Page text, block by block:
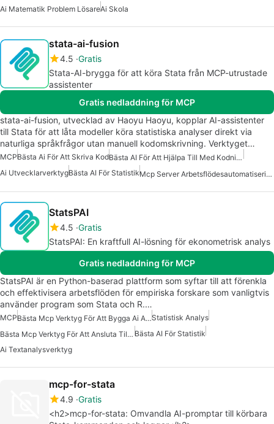
Ai Matematik Problem LösareAi Skola
stata-ai-fusion
4.5 Gratis
Stata-AI-brygga för att köra Stata från MCP-utrustade
assistenter
Gratis nedladdning för MCP
stata-ai-fusion, utvecklad av Haoyu Haoyu, kopplar AI-assistenter
till Stata för att låta modeller köra statistiska analyser direkt via
naturliga språkfrågor utan manuell kodomskrivning. Verktyget…
MCPBästa Ai För Att Skriva Kod
Bästa AI För Att Hjälpa Till Med Kodning
Ai UtvecklarverktygBästa AI För Statistik Mcp Server Arbetsflödesautomatisering
StatsPAI
4.5 Gratis
StatsPAI: En kraftfull AI-lösning för ekonometrisk analys
Gratis nedladdning för MCP
StatsPAI är en Python-baserad plattform som syftar till att förenkla
och effektivisera arbetsflöden för empiriska forskare som vanligtvis
använder program som Stata och R.…
MCP Bästa Mcp Verktyg För Att Bygga Ai AgenterStatistisk Analys
Bästa Mcp Verktyg För Att Ansluta Till Data Bästa AI För Statistik
Ai Textanalysverktyg
mcp-for-stata
4.9 Gratis
<h2>mcp-for-stata: Omvandla AI-promptar till körbara